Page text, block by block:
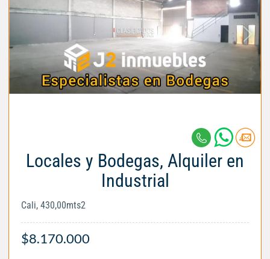
Locales y Bodegas, Alquiler en
Industrial
Cali, 430,00mts2
$8.170.000